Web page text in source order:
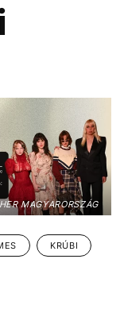
MAGYARORSZÁG
KRÚBI